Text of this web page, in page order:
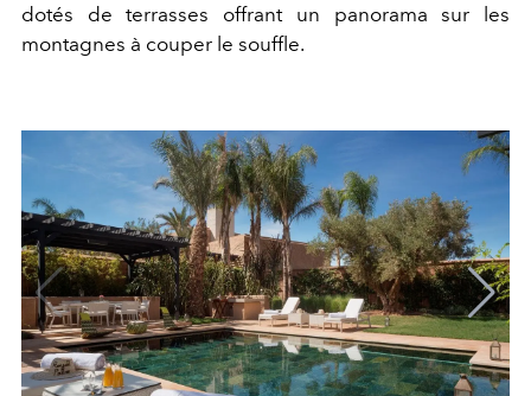
dotés de terrasses offrant un panorama sur les
montagnes à couper le souffle.